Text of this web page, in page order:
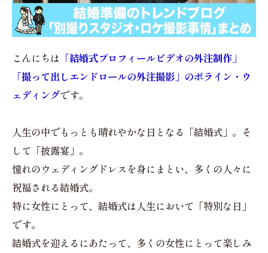
こんにちは 「結婚式プロフィールビデオの外注制作」
「撮って出しエンドロールの外注撮影」のポライン・ウ
ェディングです。
人生の中でもっとも晴れやかな日となる「結婚式」。そ
して「披露宴」。
憧れのウェディングドレスを身にまとい、多くの人々に
祝福される結婚式。
特に女性にとって、結婚式は人生において「特別な日」
です。
結婚式を迎えるにあたって、多くの女性にとって楽しみ